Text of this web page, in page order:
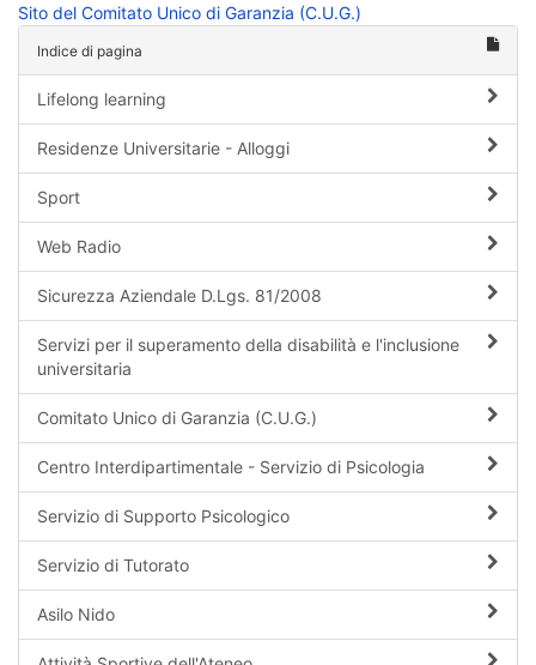
Sito del Comitato Unico di Garanzia (C.U.G.)
Indice di pagina
Lifelong learning
Residenze Universitarie - Alloggi
Sport
Web Radio
Sicurezza Aziendale D.Lgs. 81/2008
Servizi per il superamento della disabilità e l'inclusione
universitaria
Comitato Unico di Garanzia (C.U.G.)
Centro Interdipartimentale - Servizio di Psicologia
Servizio di Supporto Psicologico
Servizio di Tutorato
Asilo Nido